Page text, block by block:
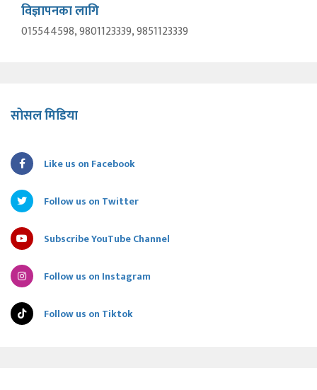
विज्ञापनका लागि
015544598, 9801123339, 9851123339
सोसल मिडिया
Like us on Facebook
Follow us on Twitter
Subscribe YouTube Channel
Follow us on Instagram
Follow us on Tiktok